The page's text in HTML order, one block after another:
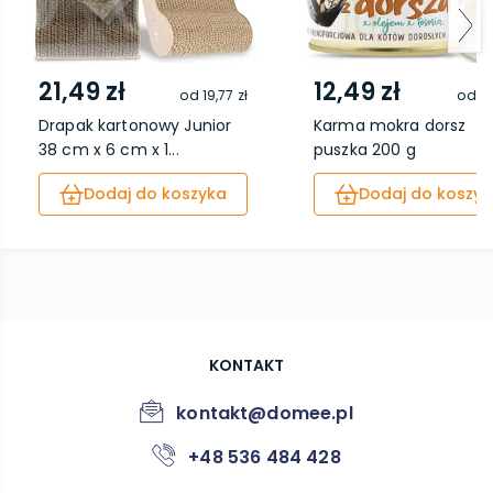
21,49 zł od 19,77 zł
Drapak kartonowy Junior
38 cm x 6 cm x 1...
Dodaj do koszyka
12,49 zł od
Karma mokra dorsz
puszka 200 g
Dodaj do
KONTAKT
kontakt@domee.pl
+48 536 484 428